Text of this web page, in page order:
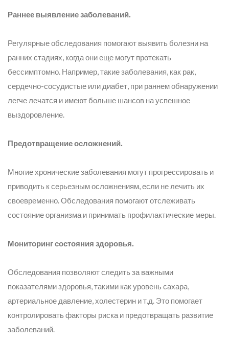
Раннее выявление заболеваний.
Регулярные обследования помогают выявить болезни на
ранних стадиях, когда они еще могут протекать
бессимптомно. Например, такие заболевания, как рак,
сердечно-сосудистые или диабет, при раннем обнаружении
легче лечатся и имеют больше шансов на успешное
выздоровление.
Предотвращение осложнений.
Многие хронические заболевания могут прогрессировать и
приводить к серьезным осложнениям, если не лечить их
своевременно. Обследования помогают отслеживать
состояние организма и принимать профилактические меры.
Мониторинг состояния здоровья.
Обследования позволяют следить за важными
показателями здоровья, такими как уровень сахара,
артериальное давление, холестерин и т.д. Это помогает
контролировать факторы риска и предотвращать развитие
заболеваний.